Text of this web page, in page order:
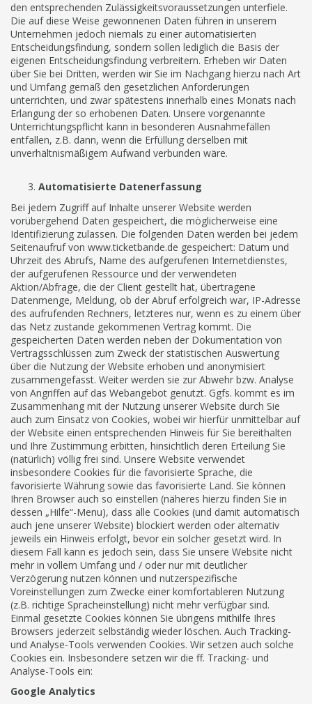
den entsprechenden Zulässigkeitsvoraussetzungen unterfiele.
Die auf diese Weise gewonnenen Daten führen in unserem
Unternehmen jedoch niemals zu einer automatisierten
Entscheidungsfindung, sondern sollen lediglich die Basis der
eigenen Entscheidungsfindung verbreitern. Erheben wir Daten
über Sie bei Dritten, werden wir Sie im Nachgang hierzu nach Art
und Umfang gemäß den gesetzlichen Anforderungen
unterrichten, und zwar spätestens innerhalb eines Monats nach
Erlangung der so erhobenen Daten. Unsere vorgenannte
Unterrichtungspflicht kann in besonderen Ausnahmefällen
entfallen, z.B. dann, wenn die Erfüllung derselben mit
unverhältnismäßigem Aufwand verbunden wäre.
Automatisierte Datenerfassung
Bei jedem Zugriff auf Inhalte unserer Website werden
vorübergehend Daten gespeichert, die möglicherweise eine
Identifizierung zulassen. Die folgenden Daten werden bei jedem
Seitenaufruf von www.ticketbande.de gespeichert: Datum und
Uhrzeit des Abrufs, Name des aufgerufenen Internetdienstes,
der aufgerufenen Ressource und der verwendeten
Aktion/Abfrage, die der Client gestellt hat, übertragene
Datenmenge, Meldung, ob der Abruf erfolgreich war, IP-Adresse
des aufrufenden Rechners, letzteres nur, wenn es zu einem über
das Netz zustande gekommenen Vertrag kommt. Die
gespeicherten Daten werden neben der Dokumentation von
Vertragsschlüssen zum Zweck der statistischen Auswertung
über die Nutzung der Website erhoben und anonymisiert
zusammengefasst. Weiter werden sie zur Abwehr bzw. Analyse
von Angriffen auf das Webangebot genutzt. Ggfs. kommt es im
Zusammenhang mit der Nutzung unserer Website durch Sie
auch zum Einsatz von Cookies, wobei wir hierfür unmittelbar auf
der Website einen entsprechenden Hinweis für Sie bereithalten
und Ihre Zustimmung erbitten, hinsichtlich deren Erteilung Sie
(natürlich) völlig frei sind. Unsere Website verwendet
insbesondere Cookies für die favorisierte Sprache, die
favorisierte Währung sowie das favorisierte Land. Sie können
Ihren Browser auch so einstellen (näheres hierzu finden Sie in
dessen „Hilfe“-Menu), dass alle Cookies (und damit automatisch
auch jene unserer Website) blockiert werden oder alternativ
jeweils ein Hinweis erfolgt, bevor ein solcher gesetzt wird. In
diesem Fall kann es jedoch sein, dass Sie unsere Website nicht
mehr in vollem Umfang und / oder nur mit deutlicher
Verzögerung nutzen können und nutzerspezifische
Voreinstellungen zum Zwecke einer komfortableren Nutzung
(z.B. richtige Spracheinstellung) nicht mehr verfügbar sind.
Einmal gesetzte Cookies können Sie übrigens mithilfe Ihres
Browsers jederzeit selbständig wieder löschen. Auch Tracking-
und Analyse-Tools verwenden Cookies. Wir setzen auch solche
Cookies ein. Insbesondere setzen wir die ff. Tracking- und
Analyse-Tools ein:
Google Analytics